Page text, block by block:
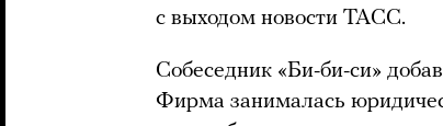
с выходом новости ТАСС.
Собеседник «Би-би-си»
Фирма занималась